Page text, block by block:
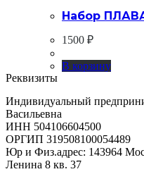
Набор
1500 ₽
В корзину
Реквизиты
Индивидуальный
Васильевна
ИНН 504106604500
ОРГИП 319508100054489
Юр и Физ.адрес: 143964
Ленина 8 кв. 37